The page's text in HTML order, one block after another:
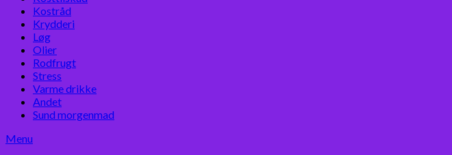
Kostråd
Krydderi
Løg
Olier
Rodfrugt
Stress
Varme drikke
Andet
Sund morgenmad
Menu